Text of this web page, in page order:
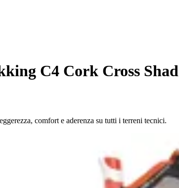
C4 Cork Cross
comfort e aderenza su tutti i terreni tecnici.